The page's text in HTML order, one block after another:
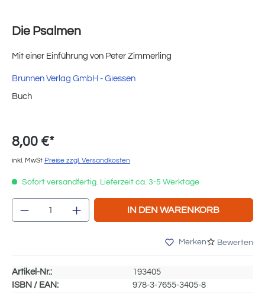
Die Psalmen
Mit einer Einführung von Peter Zimmerling
Brunnen Verlag GmbH - Giessen
Buch
8,00 €*
inkl. MwSt Preise zzgl. Versandkosten
Sofort versandfertig. Lieferzeit ca. 3-5 Werktage
Produkt Anzahl: Gib den gewünschten
IN DEN WARENKORB
Merken Bewerten
Artikel-Nr.:
193405
ISBN / EAN:
978-3-7655-3405-8